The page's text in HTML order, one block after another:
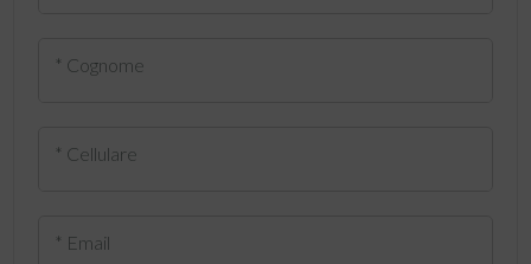
* Cognome
* Cellulare
* Email